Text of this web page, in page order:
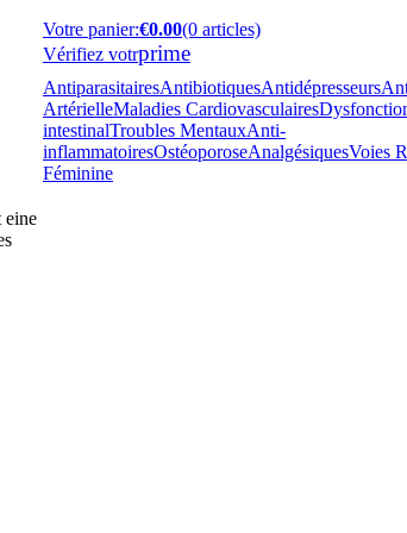
Votre panier:€0.00(0 articles)
Vérifiez votrprime
AntiparasitairesAntibiotiquesAntidépresseurs
ArtérielleMaladies Cardiovasculaires
intestinalTroubles MentauxAnti-
inflammatoiresOstéoporoseAnalgésiquesVoies
Féminine
eine